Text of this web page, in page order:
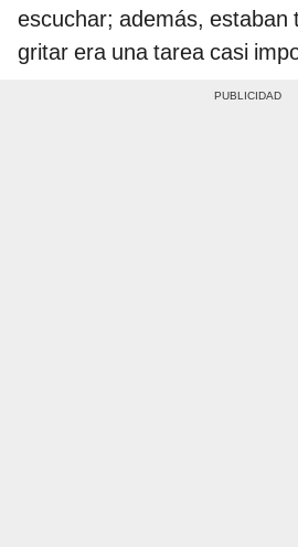
escuchar; además, estaban
gritar era una tarea casi